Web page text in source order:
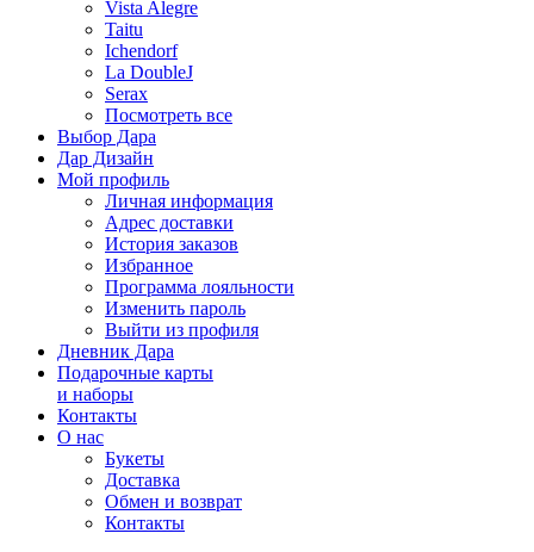
Vista Alegre
Taitu
Ichendorf
La DoubleJ
Serax
Посмотреть все
Выбор Дара
Дар Дизайн
Мой профиль
Личная информация
Адрес доставки
История заказов
Избранное
Программа лояльности
Изменить пароль
Выйти из профиля
Дневник Дара
Подарочные карты
и наборы
Контакты
О нас
Букеты
Доставка
Обмен и возврат
Контакты